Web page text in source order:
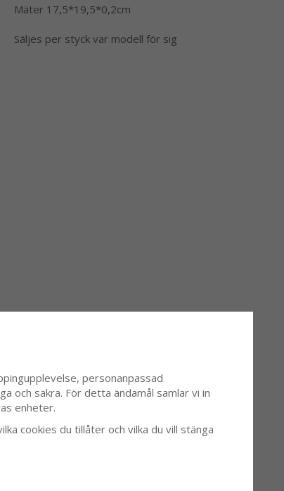
Mäter 17,5*19,5*0,2cm
Säljes per styck var modell för sig
personanpassad
och säkra. För detta ändamål samlar vi in
enheter.
cookies du tillåter och vilka du vill stänga